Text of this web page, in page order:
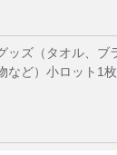
ッズ（タオル、ブ
など）小ロット1